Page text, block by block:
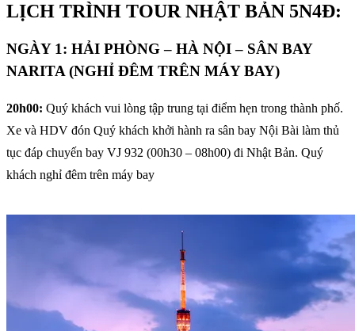
LỊCH TRÌNH TOUR NHẬT BẢN 5N4Đ:
NGÀY 1: HẢI PHÒNG – HÀ NỘI – SÂN BAY
NARITA (NGHỈ ĐÊM TRÊN MÁY BAY)
20h00: Quý khách vui lòng tập trung tại điểm hẹn trong thành phố.
Xe và HDV đón Quý khách khởi hành ra sân bay Nội Bài làm thủ
tục đáp chuyến bay VJ 932 (00h30 – 08h00) đi Nhật Bản. Quý
khách nghỉ đêm trên máy bay